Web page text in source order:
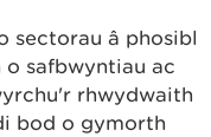
sectorau â phosibl
safbwyntiau ac
rhwydwaith
bod o gymorth